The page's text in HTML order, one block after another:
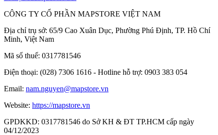
CÔNG TY CỔ PHẦN MAPSTORE VIỆT NAM
Địa chỉ trụ sở: 65/9 Cao Xuân Dục, Phường Phú Định, TP. Hồ Chí
Minh, Việt Nam
Mã số thuế: 0317781546
Điện thoại: (028) 7306 1616 - Hotline hỗ trợ: 0903 383 054
Email: nam.nguyen@mapstore.vn
Website: https://mapstore.vn
GPDKKD: 0317781546 do Sở KH & ĐT TP.HCM cấp ngày
04/12/2023